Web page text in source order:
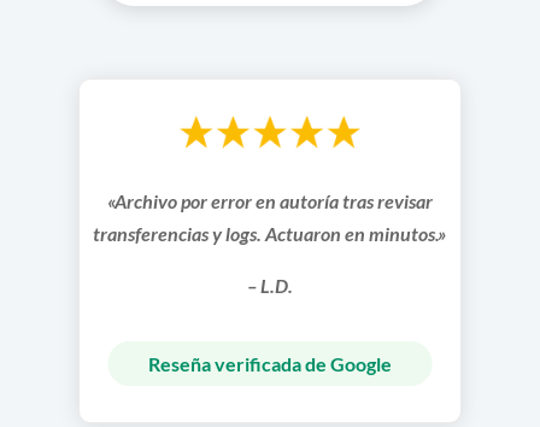
«Archivo por error en autoría tras revisar
transferencias y logs. Actuaron en minutos.»
– L.D.
Reseña verificada de Google